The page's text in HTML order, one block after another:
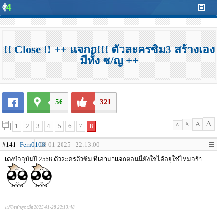
!! Close !! ++ แจกก!!! ตัวละครซิม3 สร้างเอง
มีทั้ง ช/ญ ++
56 321
1 2 3 4 5 6 7 8 A A A A
#141 Fern010828-01-2025 - 22:13:00
เตงปัจจุบันปี 2568 ตัวละครตัวซิม ที่เอามาเเจกตอนนี้ยังใช่ได้อยู่ใช่ไหมจร้า
แก้ไขล่าสุดเมื่อ 2025-01-28 22:13:48